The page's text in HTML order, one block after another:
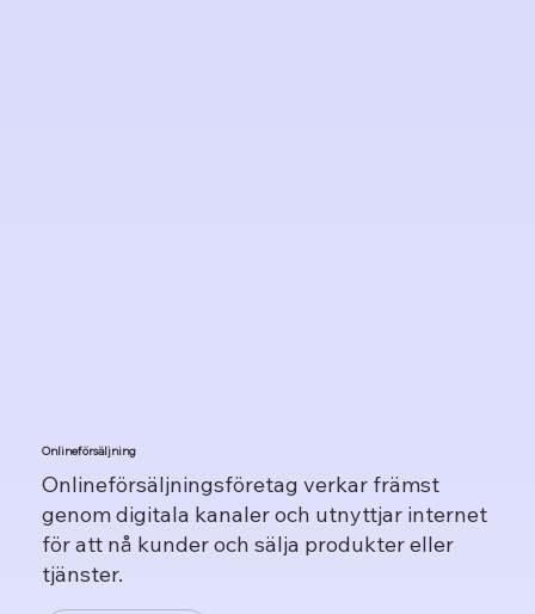
Onlineförsäljning
Onlineförsäljningsföretag verkar främst
genom digitala kanaler och utnyttjar internet
för att nå kunder och sälja produkter eller
tjänster.